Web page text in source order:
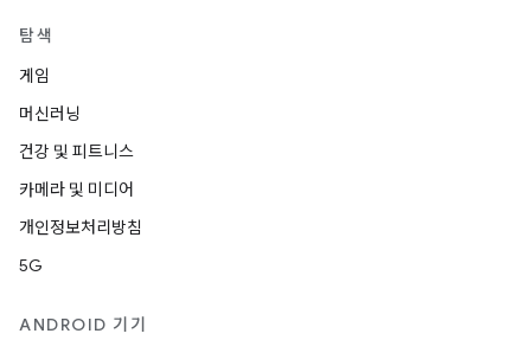
탐색
게임
머신러닝
건강 및 피트니스
카메라 및 미디어
개인정보처리방침
5G
ANDROID 기기